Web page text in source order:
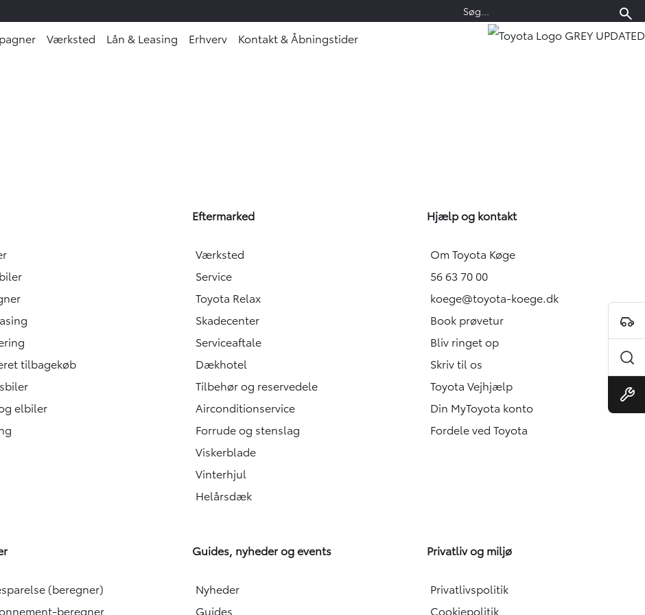
Værksted Lån & Leasing Erhverv Kontakt & Åbningstider
tilbagekøb
elbiler
Eftermarked
Værksted
Service
Toyota Relax
Skadecenter
Serviceaftale
Dækhotel
Tilbehør og reservedele
Airconditionservice
Forrude og stenslag
Viskerblade
Vinterhjul
Helårsdæk
Hjælp og kontakt
Om Toyota Køge
56 63 70 00
koege@toyota-koege.dk
Book prøvetur
Bliv ringet op
Skriv til os
Toyota Vejhjælp
Din MyToyota konto
Fordele ved Toyota
(beregner)
beregner
Guides, nyheder og events
Nyheder
Guides
Privatliv og miljø
Privatlivspolitik
Cookiepolitik